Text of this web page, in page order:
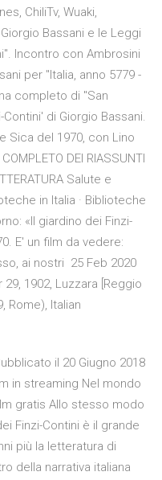
ChiliTv, Wuaki,
Bassani e le Leggi
Incontro con Ambrosini
per "Italia, anno 5779 -
completo di "San
di Giorgio Bassani.
Sica del 1970, con Lino
DEI RIASSUNTI
Salute e
in Italia · Biblioteche
«Il giardino dei Finzi-
E' un film da vedere:
ai nostri 25 Feb 2020
1902, Luzzara [Reggio
Rome), Italian
il 20 Giugno 2018
in streaming Nel mondo
gratis Allo stesso modo
Finzi-Contini è il grande
più la letteratura di
della narrativa italiana